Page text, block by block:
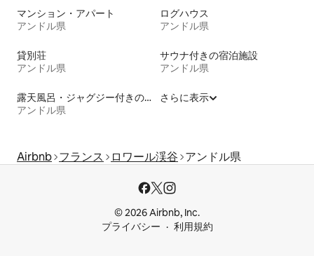
マンション・アパート
アンドル県
ログハウス
アンドル県
貸別荘
アンドル県
サウナ付きの宿泊施設
アンドル県
露天風呂・ジャグジー付きの宿泊施設
アンドル県
さらに表示
Airbnb フランス ロワール渓谷 アンドル県
© 2026 Airbnb, Inc.
プライバシー
利用規約